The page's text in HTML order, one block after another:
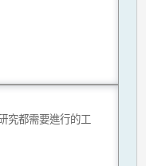
究都需要進行的工